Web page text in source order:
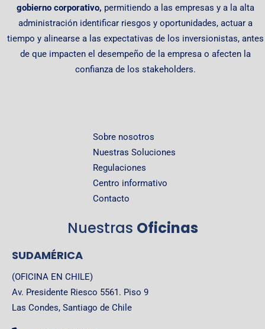
gobierno corporativo, permitiendo a las empresas y a la alta
administración identificar riesgos y oportunidades, actuar a
tiempo y alinearse a las expectativas de los inversionistas, antes
de que impacten el desempeño de la empresa o afecten la
confianza de los stakeholders.
Sobre nosotros
Nuestras Soluciones
Regulaciones
Centro informativo
Contacto
Nuestras Oficinas
SUDAMÉRICA
(OFICINA EN CHILE)
Av. Presidente Riesco 5561. Piso 9
Las Condes, Santiago de Chile